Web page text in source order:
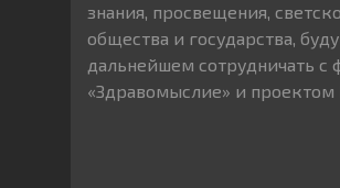
знания, просвещения,
общества и государства,
дальнейшем сотрудничать с
«Здравомыслие» и проектом